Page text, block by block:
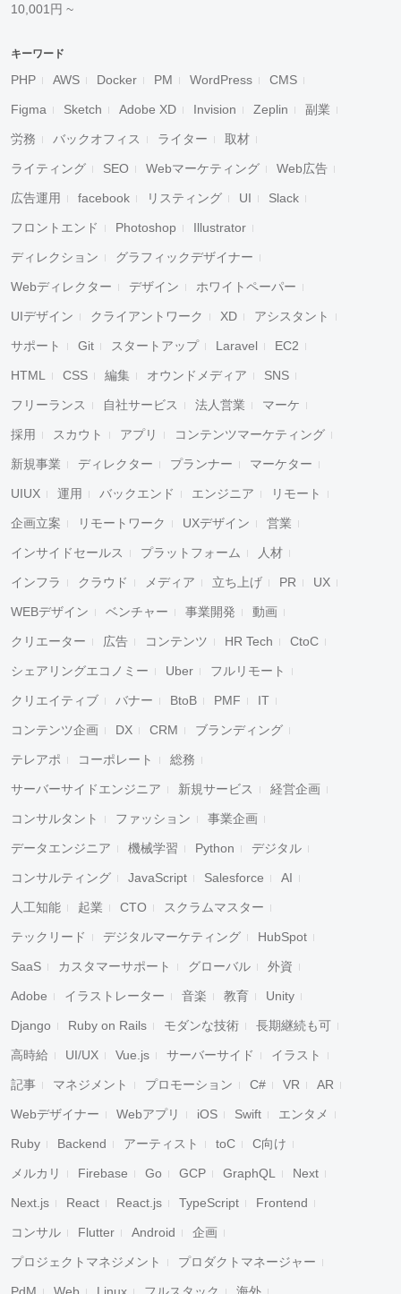
10,001円 ~
キーワード
PHP AWS Docker PM WordPress CMS
Figma Sketch Adobe XD Invision Zeplin 副業
労務 バックオフィス ライター 取材
ライティング SEO Webマーケティング Web広告
広告運用 facebook リスティング UI Slack
フロントエンド Photoshop Illustrator
ディレクション グラフィックデザイナー
Webディレクター デザイン ホワイトペーパー
UIデザイン クライアントワーク XD アシスタント
サポート Git スタートアップ Laravel EC2
HTML CSS 編集 オウンドメディア SNS
フリーランス 自社サービス 法人営業 マーケ
採用 スカウト アプリ コンテンツマーケティング
新規事業 ディレクター プランナー マーケター
UIUX 運用 バックエンド エンジニア リモート
企画立案 リモートワーク UXデザイン 営業
インサイドセールス プラットフォーム 人材
インフラ クラウド メディア 立ち上げ PR UX
WEBデザイン ベンチャー 事業開発 動画
クリエーター 広告 コンテンツ HR Tech CtoC
シェアリングエコノミー Uber フルリモート
クリエイティブ バナー BtoB PMF IT
コンテンツ企画 DX CRM ブランディング
テレアポ コーポレート 総務
サーバーサイドエンジニア 新規サービス 経営企画
コンサルタント ファッション 事業企画
データエンジニア 機械学習 Python デジタル
コンサルティング JavaScript Salesforce AI
人工知能 起業 CTO スクラムマスター
テックリード デジタルマーケティング HubSpot
SaaS カスタマーサポート グローバル 外資
Adobe イラストレーター 音楽 教育 Unity
Django Ruby on Rails モダンな技術 長期継続も可
高時給 UI/UX Vue.js サーバーサイド イラスト
記事 マネジメント プロモーション C# VR AR
Webデザイナー Webアプリ iOS Swift エンタメ
Ruby Backend アーティスト toC C向け
メルカリ Firebase Go GCP GraphQL Next
Next.js React React.js TypeScript Frontend
コンサル Flutter Android 企画
プロジェクトマネジメント プロダクトマネージャー